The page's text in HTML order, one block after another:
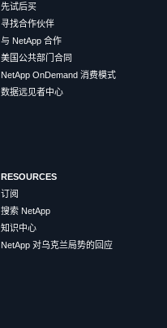
先试后买
寻找合作伙伴
与 NetApp 合作
美国公共部门合同
NetApp OnDemand 消费模式
数据远见者中心
RESOURCES
订阅
搜索 NetApp
知识中心
NetApp 对乌克兰局势的回应